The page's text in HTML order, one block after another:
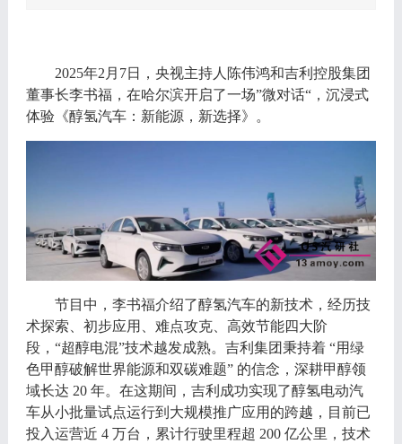
2025年2月7日，央视主持人陈伟鸿和吉利控股集团
董事长李书福，在哈尔滨开启了一场”微对话“，沉浸式
体验《醇氢汽车：新能源，新选择》。
节目中，李书福介绍了醇氢汽车的新技术，经历技
术探索、初步应用、难点攻克、高效节能四大阶
段， “超醇电混”技术越发成熟。吉利集团秉持着 “用绿
色甲醇破解世界能源和双碳难题” 的信念，深耕甲醇领
域长达 20 年。在这期间，吉利成功实现了醇氢电动汽
车从小批量试点运行到大规模推广应用的跨越，目前已
投入运营近 4 万台，累计行驶里程超 200 亿公里，技术